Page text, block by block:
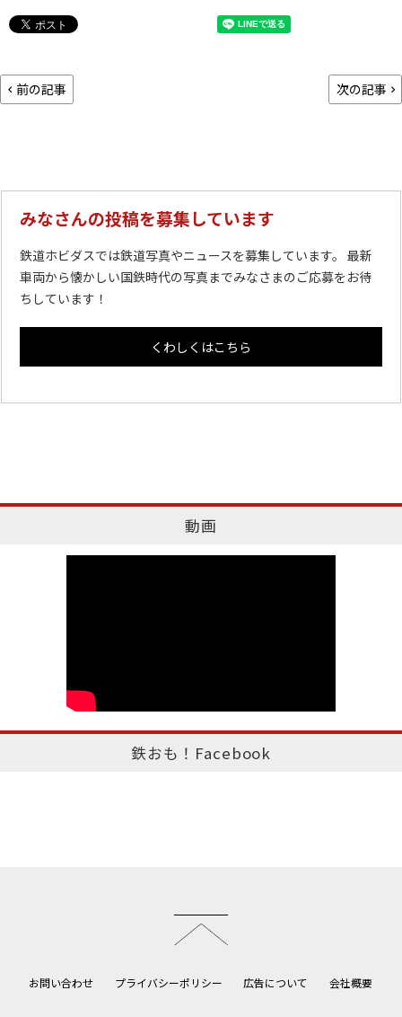
前の記事 次の記事
みなさんの投稿を募集しています
鉄道ホビダスでは鉄道写真やニュースを募集しています。 最新
車両から懐かしい国鉄時代の写真までみなさまのご応募をお待
ちしています！
くわしくはこちら
動画
鉄おも！Facebook
お問い合わせ プライバシーポリシー 広告について 会社概要